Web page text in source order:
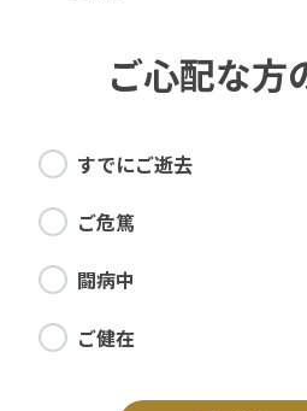
ご心配な方
すでにご逝去
ご危篤
闘病中
ご健在